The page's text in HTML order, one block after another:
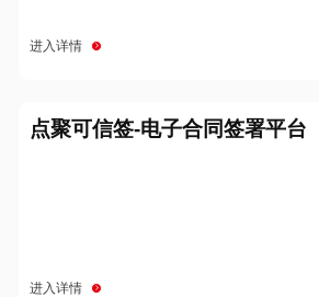
进入详情
点聚可信签-电子合同签署平台
进入详情